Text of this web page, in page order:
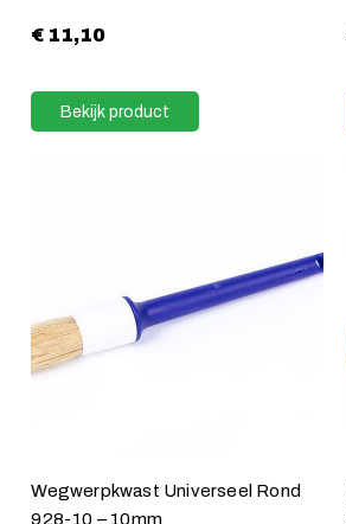
€ 11,10
Bekijk product
Wegwerpkwast Universeel Rond
928-10 – 10mm